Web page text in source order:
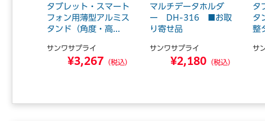
タブレット・スマート
フォン用薄型アルミス
タンド（角度・高...
サンワサプライ
¥3,267 （税込）
マルチデータホルダ
ー DH-316 ■お取
り寄せ品
サンワサプライ
¥2,180 （税込）
タ
タ
整
サ